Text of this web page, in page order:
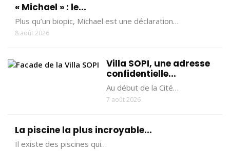
« Michael » : le...
Plus qu’un biopic, Michael est une déclaration…
8 août 2026
Villa SOPI, une adresse
confidentielle...
Au début de la Cité…
7 août 2026
La piscine la plus incroyable...
Il existe des piscines qui…